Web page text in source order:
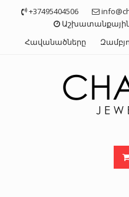
+37495404506
Աշխատանքային
Հավանածները